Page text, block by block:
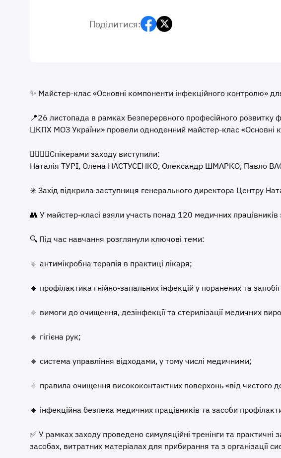
Поділитися:
✨ Майстер-клас «Основні компоненти інфекційного контролю»
📍26 листопада в рамках Безперервного професійного розвитку
ЦКПХ МОЗ України» провели одноденний майстер-клас «Основні
👩‍⚕👨‍⚕Спікерами заходу виступили:
Наталія ТУРІ, Олена НАСТУСЕНКО, Олександр ШМАРКО, Павло
✳️ Захід відкрила заступниця генерального директора Центру
👥 У майстер-класі взяли участь понад 120 медичних працівників
🔍 Під час навчання розглянули ключові теми:
🔹 антимікробна терапія в практиці лікаря;
🔹 профілактика гнійно-запальних інфекцій у поранених та
🔹 вимоги до очищення, дезінфекції та стерилізації медичних
🔹 гігієна рук;
🔹 система управління відходами, у тому числі медичними;
🔹 правила очищення висококонтактних поверхонь «від чистого
🔹 інфекційна безпека медичних працівників та засоби
✅ У рамках заходу проведено симуляційні тренінги та
засобах, витратних матеріалах для прибирання та з організації